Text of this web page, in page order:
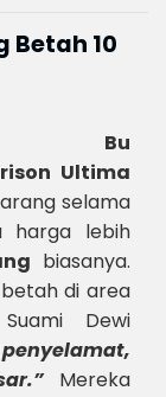
Betah 10
Bu
Ultima
selama
harga lebih
biasanya.
di area
Dewi
Mereka